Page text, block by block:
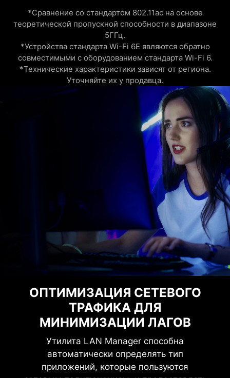
*Сравнение со стандартом 802.11ac на основе
теоретической пропускной способности в диапазоне
5ГГц.
*Устройства стандарта Wi-Fi 6E являются обратно
совместимыми с оборудованием стандарта Wi-Fi 6.
*Технические характеристики зависят от региона.
Уточняйте их у продавца.
ОПТИМИЗАЦИЯ СЕТЕВОГО
ТРАФИКА ДЛЯ
МИНИМИЗАЦИИ ЛАГОВ
Утилита LAN Manager способна
автоматически определять тип